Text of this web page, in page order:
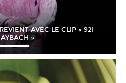
AVEC LE CLIP « 92I
»